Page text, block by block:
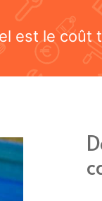
est le coût